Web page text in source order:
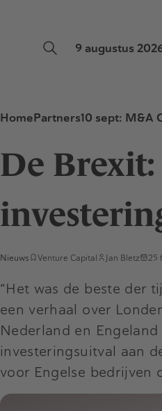
9 augustus
HomePartners10 sept: M&A
De
Nieuws Venture Capital Jan Bletz 25
“Het was de beste der
een verhaal over
Nederland en Engeland
investeringsuitval aan
voor Engelse bedrijven